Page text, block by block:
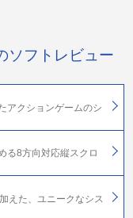
ソフトレビュー
アクションゲームのシ
る8方向対応縦スクロ
えた、ユニークなシス